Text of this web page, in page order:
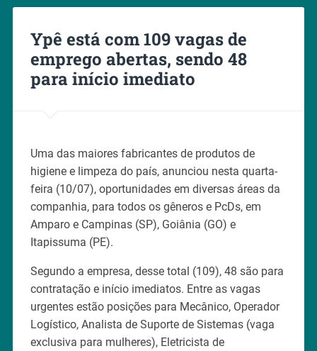
Ypê está com 109 vagas de
emprego abertas, sendo 48
para início imediato
Uma das maiores fabricantes de produtos de
higiene e limpeza do país, anunciou nesta quarta-
feira (10/07), oportunidades em diversas áreas da
companhia, para todos os gêneros e PcDs, em
Amparo e Campinas (SP), Goiânia (GO) e
Itapissuma (PE).
Segundo a empresa, desse total (109), 48 são para
contratação e início imediatos. Entre as vagas
urgentes estão posições para Mecânico, Operador
Logístico, Analista de Suporte de Sistemas (vaga
exclusiva para mulheres), Eletricista de